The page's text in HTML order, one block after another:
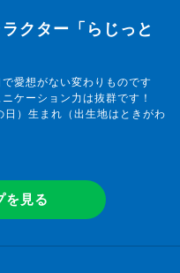
クター「らじっと
愛想がない変わりものです
ケーション力は抜群です！
）生まれ（出生地はときがわ
を見る